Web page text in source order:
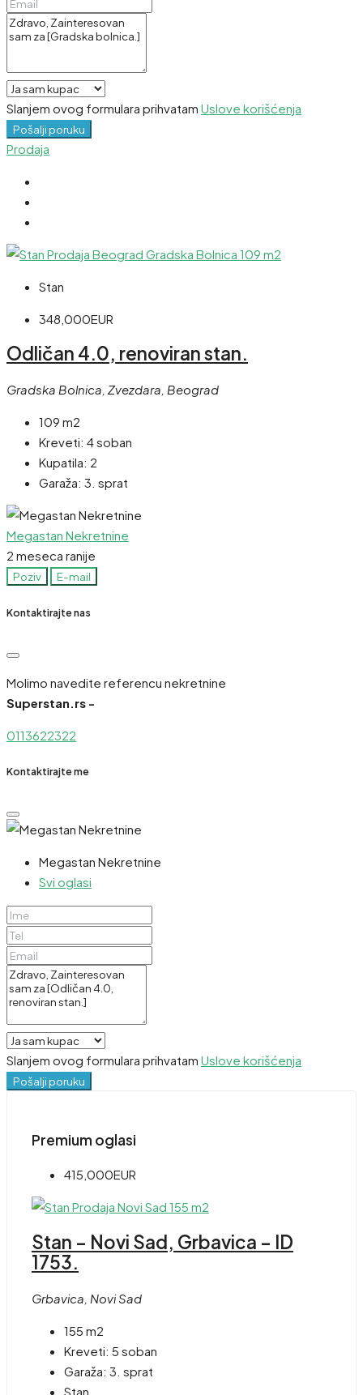
Slanjem ovog formulara prihvatam Uslove korišćenja
Pošalji poruku
Prodaja
Stan
348,000EUR
Odličan 4.0, renoviran stan.
Gradska Bolnica, Zvezdara, Beograd
109 m2
Kreveti: 4 soban
Kupatila: 2
Garaža: 3. sprat
Megastan Nekretnine
2 meseca ranije
Poziv E-mail
Kontaktirajte nas
Molimo navedite referencu nekretnine
Superstan.rs -
0113622322
Kontaktirajte me
Megastan Nekretnine
Svi oglasi
Slanjem ovog formulara prihvatam Uslove korišćenja
Pošalji poruku
Premium oglasi
415,000EUR
Stan – Novi Sad, Grbavica – ID
1753.
Grbavica, Novi Sad
155 m2
Kreveti: 5 soban
Garaža: 3. sprat
Stan